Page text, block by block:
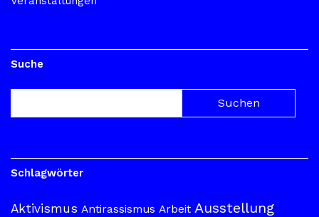
Suche
Schlagwörter
Aktivismus Antirassismus Arbeit Ausstellung